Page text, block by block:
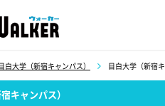
白大学（新宿キャンパス） 目白大学（新宿
キャンパス）